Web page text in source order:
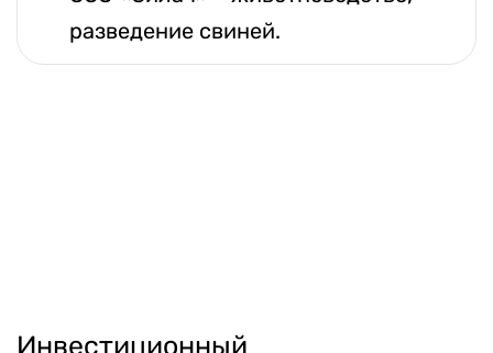
разведение свиней.
Инвестиционный